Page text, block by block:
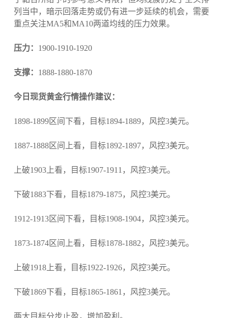
列当中，暗示回落走势或仍有进一步延续的机会，需要
重点关注MA5和MA10两道均线的压力效果。
压力： 1900-1910-1920
支撑： 1888-1880-1870
今日现货黄金行情操作建议：
1898-1899区间下看，目标1894-1889，风控3美元。
1887-1888区间上看，目标1892-1897，风控3美元。
上破1903上看，目标1907-1911，风控3美元。
下破1883下看，目标1879-1875，风控3美元。
1912-1913区间下看，目标1908-1904，风控3美元。
1873-1874区间上看，目标1878-1882，风控3美元。
上破1918上看，目标1922-1926，风控3美元。
下破1869下看，目标1865-1861，风控3美元。